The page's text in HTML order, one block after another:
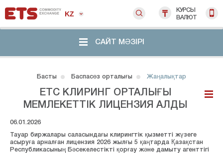
KZ
КУРСЫ
ВАЛЮТ
САЙТ МӘЗІРІ
Басты Баспасөз орталығы Жаңалықтар
ЕТС КЛИРИНГ ОРТАЛЫҒЫ
МЕМЛЕКЕТТІК ЛИЦЕНЗИЯ АЛДЫ
06.01.2026
Тауар биржалары саласындағы клирингтік қызметті жүзеге
асыруға арналған лицензия 2026 жылғы 5 қаңтарда Қазақстан
Республикасының Бәсекелестікті қорғау және дамыту агенттігі